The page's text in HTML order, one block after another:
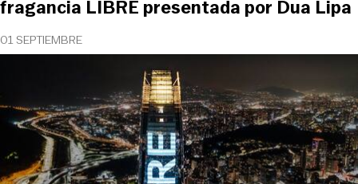
01 SEPTIEMBRE
fragancia LIBRE presentada por Dua Lipa